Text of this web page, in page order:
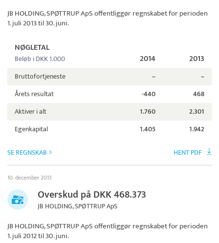
JB HOLDING, SPØTTRUP ApSoffentliggør regnskabet for perioden
1. juli 2013 til 30. juni.
NØGLETAL
Beløb i DKK 1.000 2014 2013
Bruttofortjeneste –
–
Årets resultat
-440
468
Aktiver i alt
1.760
2.301
Egenkapital
1.405 1.942
SE REGNSKAB HENT PDF
10. december 2013
Overskud på DKK 468.373
JB HOLDING, SPØTTRUP ApS
JB HOLDING, SPØTTRUP ApSoffentliggør regnskabet for perioden
1. juli 2012 til 30. juni.